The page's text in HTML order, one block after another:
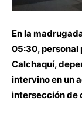
En la
05:30, personal
Calchaquí,
intervino en un
intersección de